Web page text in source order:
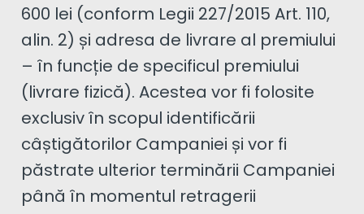
600 lei (conform Legii 227/2015 Art. 110,
alin. 2) și adresa de livrare al premiului
– în funcție de specificul premiului
(livrare fizică). Acestea vor fi folosite
exclusiv în scopul identificării
câștigătorilor Campaniei și vor fi
păstrate ulterior terminării Campaniei
până în momentul retragerii